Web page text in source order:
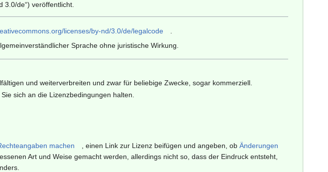
3.0/de“) veröffentlicht.
licenses/by-nd/3.0/de/legalcode
Sprache ohne juristische Wirkung.
und weiterverbreiten und zwar für beliebige Zwecke, sogar kommerziell.
sich an die Lizenzbedingungen halten.
machen , einen Link zur Lizenz beifügen und angeben, obÄnderungen
Art und Weise gemacht werden, allerdings nicht so, dass der Eindruck entsteht,